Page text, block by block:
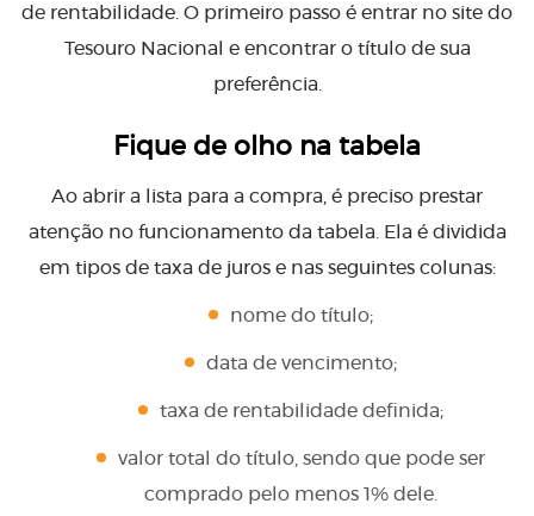
de rentabilidade. O primeiro passo é entrar no site do
Tesouro Nacional e encontrar o título de sua
preferência.
Fique de olho na tabela
Ao abrir a lista para a compra, é preciso prestar
atenção no funcionamento da tabela. Ela é dividida
em tipos de taxa de juros e nas seguintes colunas:
nome do título;
data de vencimento;
taxa de rentabilidade definida;
valor total do título, sendo que pode ser
comprado pelo menos 1% dele.